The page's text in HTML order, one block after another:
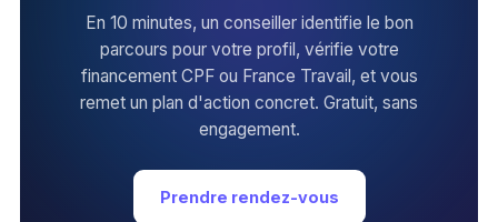
En 10 minutes, un conseiller identifie le bon
parcours pour votre profil, vérifie votre
financement CPF ou France Travail, et vous
remet un plan d'action concret. Gratuit, sans
engagement.
Prendre rendez-vous